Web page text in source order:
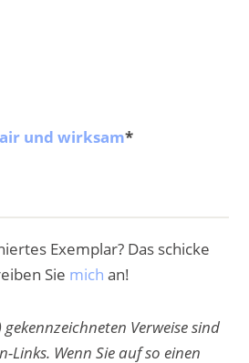
und wirksam*
Exemplar? Das schicke
Sie mich an!
gekennzeichneten Verweise sind
Links. Wenn Sie auf so einen